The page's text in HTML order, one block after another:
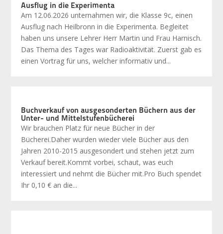
Ausflug in die Experimenta
Am 12.06.2026 unternahmen wir, die Klasse 9c, einen
Ausflug nach Heilbronn in die Experimenta. Begleitet
haben uns unsere Lehrer Herr Martin und Frau Harnisch.
Das Thema des Tages war Radioaktivität. Zuerst gab es
einen Vortrag für uns, welcher informativ und...
Buchverkauf von ausgesonderten Büchern aus der
Unter- und Mittelstufenbücherei
Wir brauchen Platz für neue Bücher in der
Bücherei.Daher wurden wieder viele Bücher aus den
Jahren 2010-2015 ausgesondert und stehen jetzt zum
Verkauf bereit.Kommt vorbei, schaut, was euch
interessiert und nehmt die Bücher mit.Pro Buch spendet
Ihr 0,10 € an die...